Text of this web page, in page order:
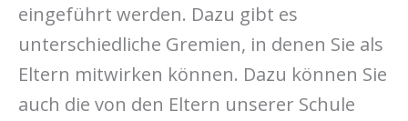
eingeführt werden. Dazu gibt es
unterschiedliche Gremien, in denen Sie als
Eltern mitwirken können. Dazu können Sie
auch die von den Eltern unserer Schule